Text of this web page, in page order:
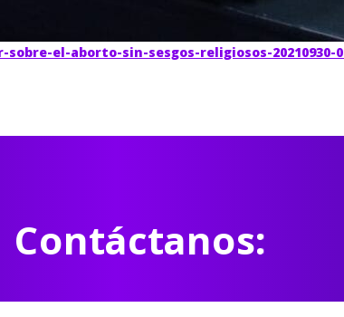
el-aborto-sin-sesgos-religiosos-20210930-
Contáctanos: